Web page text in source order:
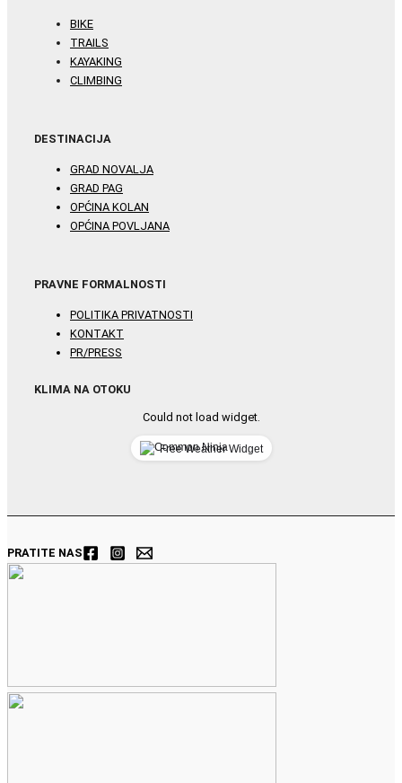
BIKE
TRAILS
KAYAKING
CLIMBING
DESTINACIJA
GRAD NOVALJA
GRAD PAG
OPĆINA KOLAN
OPĆINA POVLJANA
PRAVNE FORMALNOSTI
POLITIKA PRIVATNOSTI
KONTAKT
PR/PRESS
KLIMA NA OTOKU
Could not load widget.
Free Weather Widget
PRATITE NAS